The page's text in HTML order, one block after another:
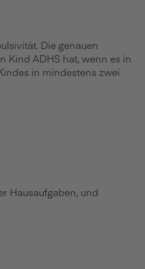
Die genauen
Kind ADHS hat, wenn es in
in mindestens zwei
Hausaufgaben, und